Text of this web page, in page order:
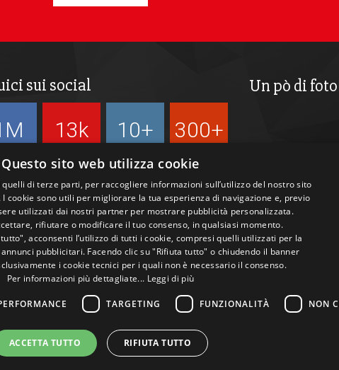
sui social
13k 10+ 300+
Un pò di
Questo sito web utilizza cookie
di terze parti, per raccogliere informazioni sull’utilizzo del nostro sito
cookie sono utili per migliorare la tua esperienza di navigazione e, previo
utilizzati dai nostri partner per mostrare pubblicità personalizzata.
rifiutare o modificare il tuo consenso, in qualsiasi momento.
acconsenti l’utilizzo di tutti i cookie, compresi quelli utilizzati per la
pubblicitari. Facendo clic su "Rifiuta tutto" o chiudendo il banner
i cookie tecnici per i quali non è necessario il consenso.
Per informazioni più dettagliate... Leggi di più
TARGETING FUNZIONALITÀ NON
ACCETTA TUTTO RIFIUTA TUTTO